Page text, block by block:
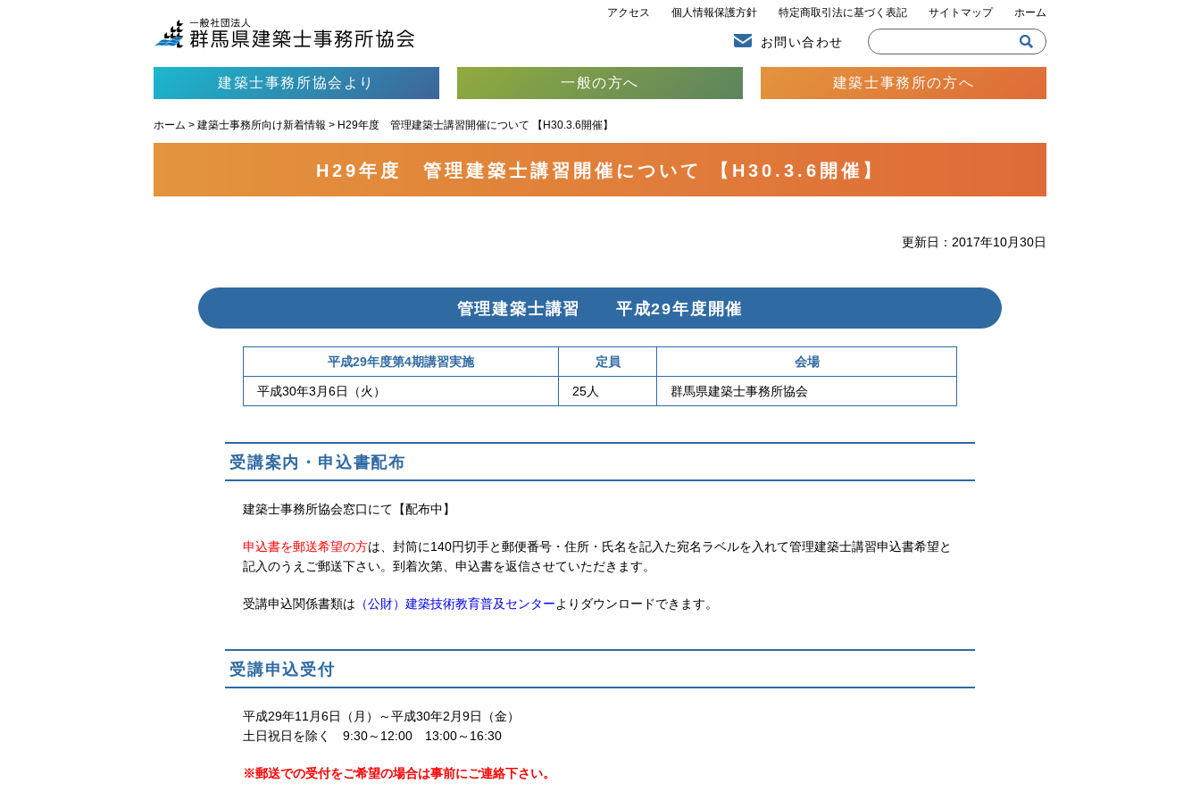
アクセス 個人情報保護方針 特定商取引法に基づく表記 サイトマップ ホーム
お問い合わせ
建築士事務所協会より 一般の方へ 建築士事務所の方へ
ホーム > 建築士事務所向け新着情報 > H29年度 管理建築士講習開催について 【H30.3.6開催】
H29年度 管理建築士講習開催について 【H30.3.6開催】
更新日：2017年10月30日
管理建築士講習 平成29年度開催
平成29年度第4期講習実施 定員 会場
平成30年3月6日（火） 25人 群馬県建築士事務所協会
受講案内・申込書配布
建築士事務所協会窓口にて【配布中】
申込書を郵送希望の方は、封筒に140円切手と郵便番号・住所・氏名を記入た宛名ラベルを入れて管理建築士講習申込書希望と
記入のうえご郵送下さい。到着次第、申込書を返信させていただきます。
受講申込関係書類は （公財）建築技術教育普及センターよりダウンロードできます。
受講申込受付
平成29年11月6日（月）～平成30年2月9日（金）
土日祝日を除く 9:30～12:00 13:00～16:30
※郵送での受付をご希望の場合は事前にご連絡下さい。